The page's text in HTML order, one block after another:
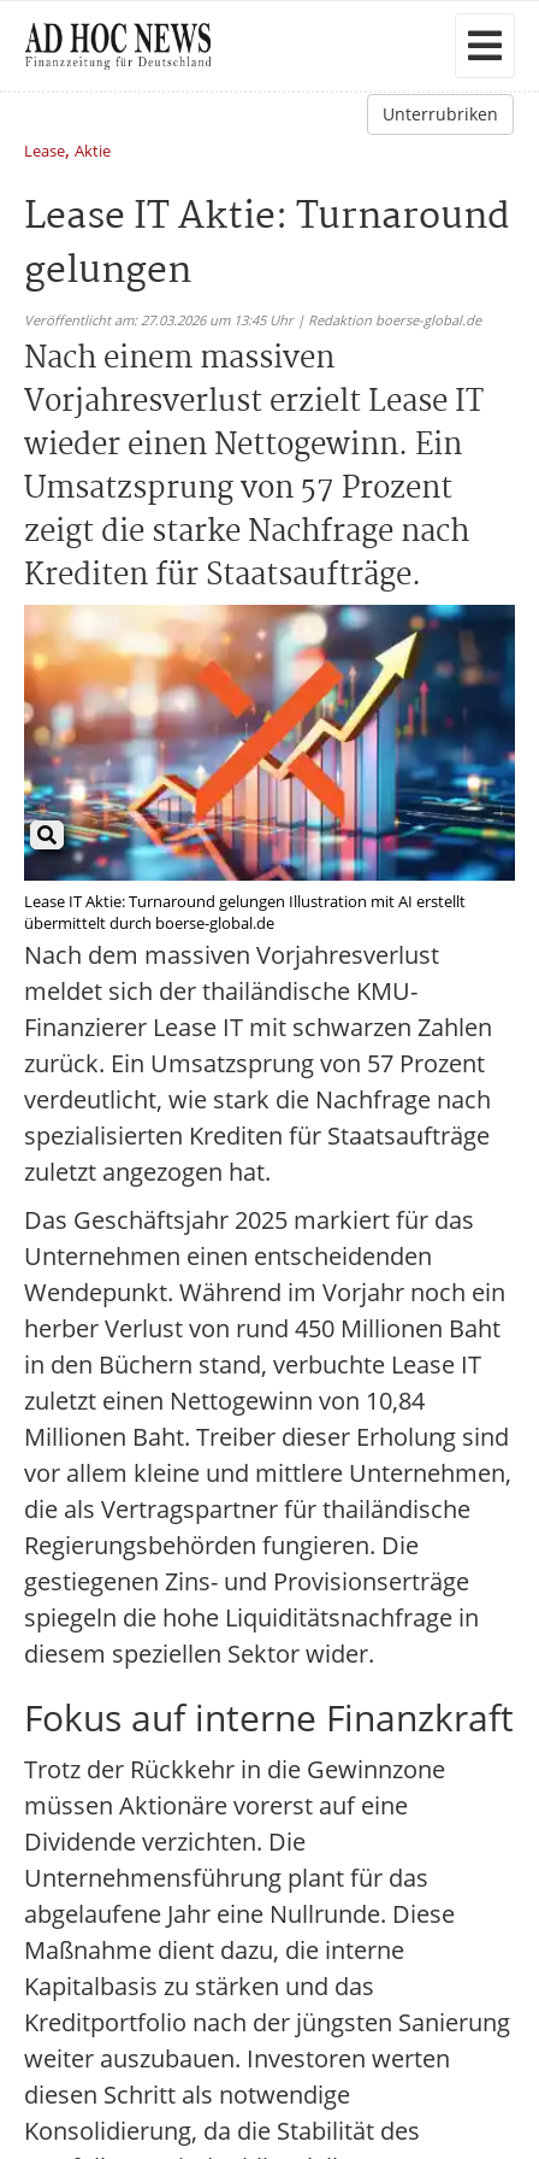
Unterrubriken
Lease, Aktie
Lease IT Aktie: Turnaround
gelungen
Veröffentlicht am: 27.03.2026 um 13:45 Uhr | Redaktion boerse-global.de
Nach einem massiven
Vorjahresverlust erzielt Lease IT
wieder einen Nettogewinn. Ein
Umsatzsprung von 57 Prozent
zeigt die starke Nachfrage nach
Krediten für Staatsaufträge.
Lease IT Aktie: Turnaround gelungen Illustration mit AI erstellt
übermittelt durch boerse-global.de
Nach dem massiven Vorjahresverlust
meldet sich der thailändische KMU-
Finanzierer Lease IT mit schwarzen Zahlen
zurück. Ein Umsatzsprung von 57 Prozent
verdeutlicht, wie stark die Nachfrage nach
spezialisierten Krediten für Staatsaufträge
zuletzt angezogen hat.
Das Geschäftsjahr 2025 markiert für das
Unternehmen einen entscheidenden
Wendepunkt. Während im Vorjahr noch ein
herber Verlust von rund 450 Millionen Baht
in den Büchern stand, verbuchte Lease IT
zuletzt einen Nettogewinn von 10,84
Millionen Baht. Treiber dieser Erholung sind
vor allem kleine und mittlere Unternehmen,
die als Vertragspartner für thailändische
Regierungsbehörden fungieren. Die
gestiegenen Zins- und Provisionserträge
spiegeln die hohe Liquiditätsnachfrage in
diesem speziellen Sektor wider.
Fokus auf interne Finanzkraft
Trotz der Rückkehr in die Gewinnzone
müssen Aktionäre vorerst auf eine
Dividende verzichten. Die
Unternehmensführung plant für das
abgelaufene Jahr eine Nullrunde. Diese
Maßnahme dient dazu, die interne
Kapitalbasis zu stärken und das
Kreditportfolio nach der jüngsten Sanierung
weiter auszubauen. Investoren werten
diesen Schritt als notwendige
Konsolidierung, da die Stabilität des